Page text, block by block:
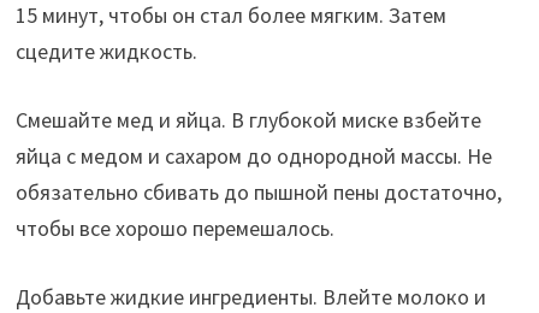
15 минут, чтобы он стал более мягким. Затем
сцедите жидкость.
Смешайте мед и яйца. В глубокой миске взбейте
яйца с медом и сахаром до однородной массы. Не
обязательно сбивать до пышной пены достаточно,
чтобы все хорошо перемешалось.
Добавьте жидкие ингредиенты. Влейте молоко и